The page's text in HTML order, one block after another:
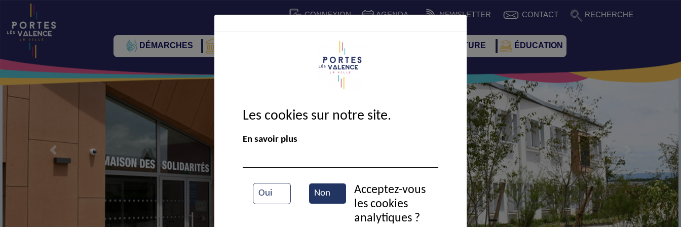
CONNEXION AGENDA NEWSLETTER CONTACT RECHERCHE
DÉMARCHES CADRE DE VIE SPORT ET CULTURE ÉDUCATION
Fête de la Pitchouline
Précédent
Les cookies sur notre site.
En savoir plus
Oui Non
Acceptez-vous
les cookies
analytiques ?